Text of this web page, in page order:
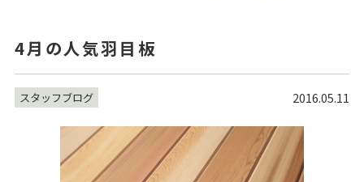
4月の人気羽目板
スタッフブログ 2016.05.11